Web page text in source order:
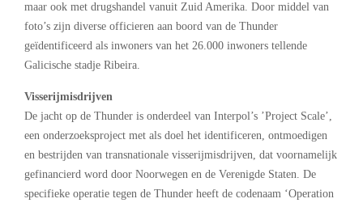
maar ook met drugshandel vanuit Zuid Amerika. Door middel van
foto’s zijn diverse officieren aan boord van de Thunder
geïdentificeerd als inwoners van het 26.000 inwoners tellende
Galicische stadje Ribeira.
Visserijmisdrijven
De jacht op de Thunder is onderdeel van Interpol’s ’Project Scale’,
een onderzoeksproject met als doel het identificeren, ontmoedigen
en bestrijden van transnationale visserijmisdrijven, dat voornamelijk
gefinancierd word door Noorwegen en de Verenigde Staten. De
specifieke operatie tegen de Thunder heeft de codenaam ‘Operation